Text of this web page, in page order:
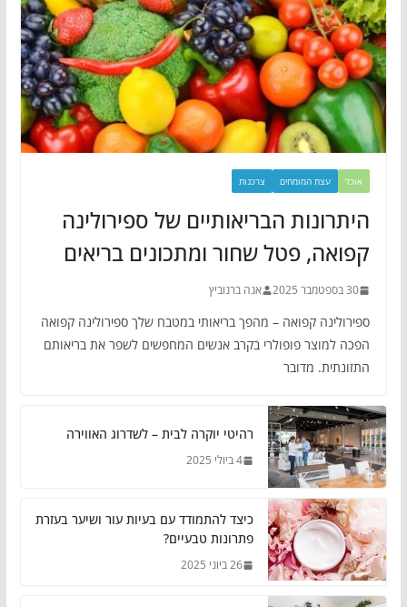
אוכל עצת המומחים צרכנות
היתרונות הבריאותיים של ספירולינה
קפואה, פטל שחור ומתכונים בריאים
30 בספטמבר 2025 אנה ברנוביץ
ספירולינה קפואה – מהפך בריאותי במטבח שלך ספירולינה קפואה
הפכה למוצר פופולרי בקרב אנשים המחפשים לשפר את בריאותם
התזונתית. מדובר
רהיטי יוקרה לבית – לשדרוג האווירה
4 ביולי 2025
כיצד להתמודד עם בעיות עור ושיער בעזרת
פתרונות טבעיים?
26 ביוני 2025